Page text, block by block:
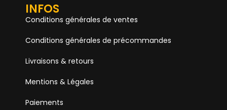
INFOS
Conditions générales de ventes
Conditions générales de précommandes
Livraisons & retours
Mentions & Légales
Paiements